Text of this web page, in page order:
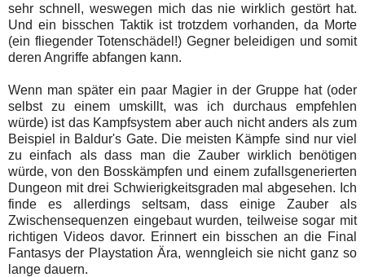
sehr schnell, weswegen mich das nie wirklich gestört hat.
Und ein bisschen Taktik ist trotzdem vorhanden, da Morte
(ein fliegender Totenschädel!) Gegner beleidigen und somit
deren Angriffe abfangen kann.
Wenn man später ein paar Magier in der Gruppe hat (oder
selbst zu einem umskillt, was ich durchaus empfehlen
würde) ist das Kampfsystem aber auch nicht anders als zum
Beispiel in Baldur's Gate. Die meisten Kämpfe sind nur viel
zu einfach als dass man die Zauber wirklich benötigen
würde, von den Bosskämpfen und einem zufallsgenerierten
Dungeon mit drei Schwierigkeitsgraden mal abgesehen. Ich
finde es allerdings seltsam, dass einige Zauber als
Zwischensequenzen eingebaut wurden, teilweise sogar mit
richtigen Videos davor. Erinnert ein bisschen an die Final
Fantasys der Playstation Ära, wenngleich sie nicht ganz so
lange dauern.